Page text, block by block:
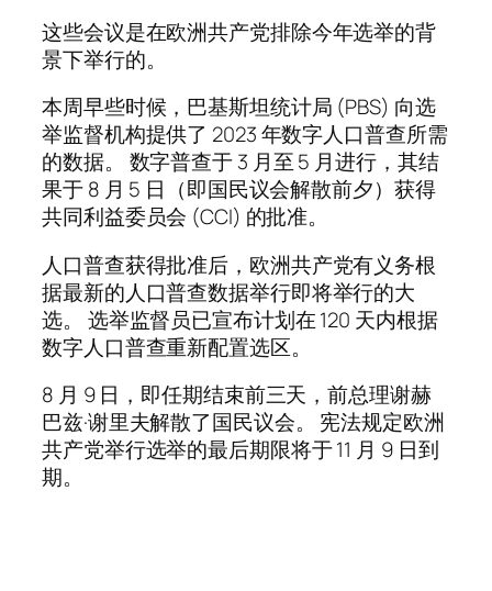
这些会议是在欧洲共产党排除今年选举的背
景下举行的。
本周早些时候，巴基斯坦统计局 (PBS) 向选
举监督机构提供了 2023 年数字人口普查所需
的数据。 数字普查于 3 月至 5 月进行，其结
果于 8 月 5 日（即国民议会解散前夕）获得
共同利益委员会 (CCI) 的批准。
人口普查获得批准后，欧洲共产党有义务根
据最新的人口普查数据举行即将举行的大
选。 选举监督员已宣布计划在 120 天内根据
数字人口普查重新配置选区。
8 月 9 日，即任期结束前三天，前总理谢赫
巴兹·谢里夫解散了国民议会。 宪法规定欧洲
共产党举行选举的最后期限将于 11 月 9 日到
期。